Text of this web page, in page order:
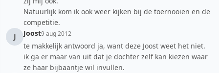
Natuurlijk kom ik ook weer kijken bij de toernooien en de
competitie.
J
Joost9 aug 2012
te makkelijk antwoord ja, want deze Joost weet het niet.
ik ga er maar van uit dat je dochter zelf kan kiezen waar
ze haar bijbaantje wil invullen.